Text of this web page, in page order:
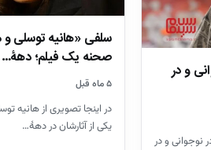
و در
نوجوانی و در
سلفی «هانیه توسلی
صحنه یک فیلم؛ دهۀ…
۵ ماه قبل
در اینجا تصویری از هانیه
یکی از آثارشان در دهۀ…